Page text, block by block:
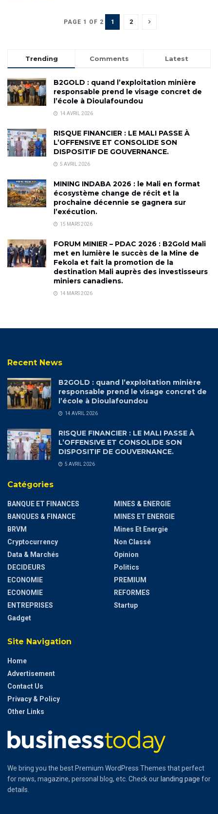
PAGE 1 OF 2 1 2
Trending Comments Latest
B2GOLD : quand l’exploitation minière
responsable prend le visage concret de
l’école à Dioulafoundou
14 AVRIL 2026
RISQUE FINANCIER : LE MALI PASSE À
L’OFFENSIVE ET CONSOLIDE SON
DISPOSITIF DE GOUVERNANCE.
5 AVRIL 2026
MINING INDABA 2026 : le Mali en format
écosystème change de récit et la
prochaine décennie se gagnera sur
l’exécution.
15 MARS 2026
FORUM MINIER – PDAC 2026 : B2Gold Mali
met en lumière le succès de la Mine de
Fekola et fait la promotion de la
destination Mali auprès des investisseurs
miniers canadiens.
14 MARS 2026
Recent News
B2GOLD : quand l’exploitation minière
responsable prend le visage concret de
l’école à Dioulafoundou
14 AVRIL 2026
RISQUE FINANCIER : LE MALI PASSE À
L’OFFENSIVE ET CONSOLIDE SON
DISPOSITIF DE GOUVERNANCE.
5 AVRIL 2026
Catégories
BANQUE ET FINANCES
BANQUES & FINANCE
BRVM
Cryptocurrency
Data & Marchés
DECIDEURS
ECONOMIE
ECONOMIE
ENTREPRISES
Gadget
MINES & ENERGIE
MINES ET ENERGIE
Mines Et Energie
Non Classé
Opinion
Politics
PREMIUM
REFORMES
Startup
Site Navigation
Home
Advertisement
Contact Us
Privacy & Policy
Other Links
We bring you the best Premium WordPress Themes that perfect
for news, magazine, personal blog, etc. Check our landing page for
details.